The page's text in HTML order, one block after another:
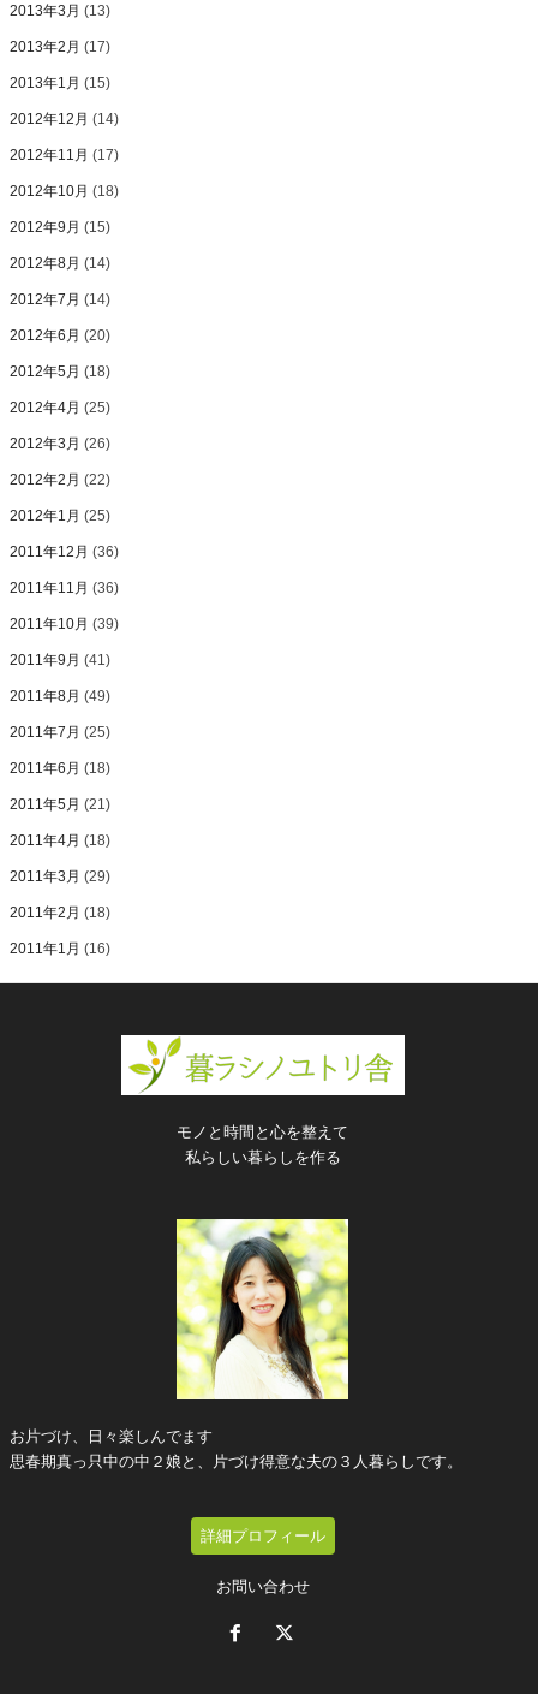
2013年3月 (13)
2013年2月 (17)
2013年1月 (15)
2012年12月 (14)
2012年11月 (17)
2012年10月 (18)
2012年9月 (15)
2012年8月 (14)
2012年7月 (14)
2012年6月 (20)
2012年5月 (18)
2012年4月 (25)
2012年3月 (26)
2012年2月 (22)
2012年1月 (25)
2011年12月 (36)
2011年11月 (36)
2011年10月 (39)
2011年9月 (41)
2011年8月 (49)
2011年7月 (25)
2011年6月 (18)
2011年5月 (21)
2011年4月 (18)
2011年3月 (29)
2011年2月 (18)
2011年1月 (16)
モノと時間と心を整えて
私らしい暮らしを作る
お片づけ、日々楽しんでます
思春期真っ只中の中２娘と、片づけ得意な夫の３人暮らしです。
詳細プロフィール
お問い合わせ